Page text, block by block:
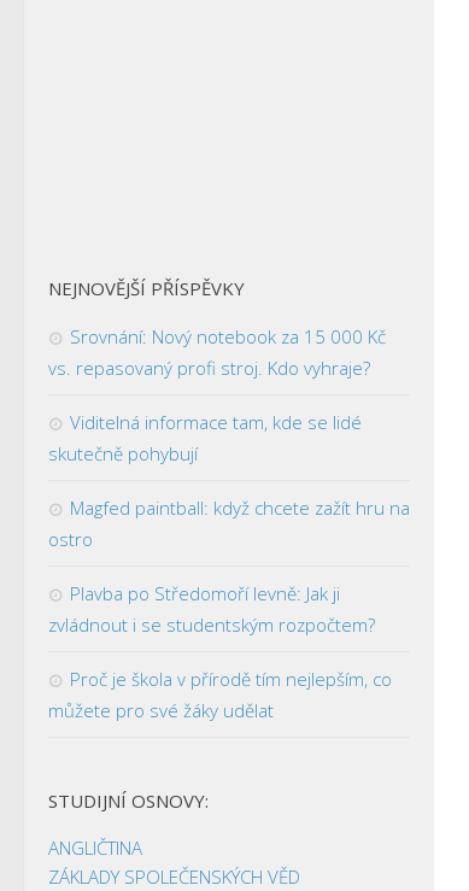
NEJNOVĚJŠÍ PŘÍSPĚVKY
Srovnání: Nový notebook za 15 000 Kč
vs. repasovaný profi stroj. Kdo vyhraje?
Viditelná informace tam, kde se lidé
skutečně pohybují
Magfed paintball: když chcete zažít hru na
ostro
Plavba po Středomoří levně: Jak ji
zvládnout i se studentským rozpočtem?
Proč je škola v přírodě tím nejlepším, co
můžete pro své žáky udělat
STUDIJNÍ OSNOVY:
ANGLIČTINA
ZÁKLADY SPOLEČENSKÝCH VĚD